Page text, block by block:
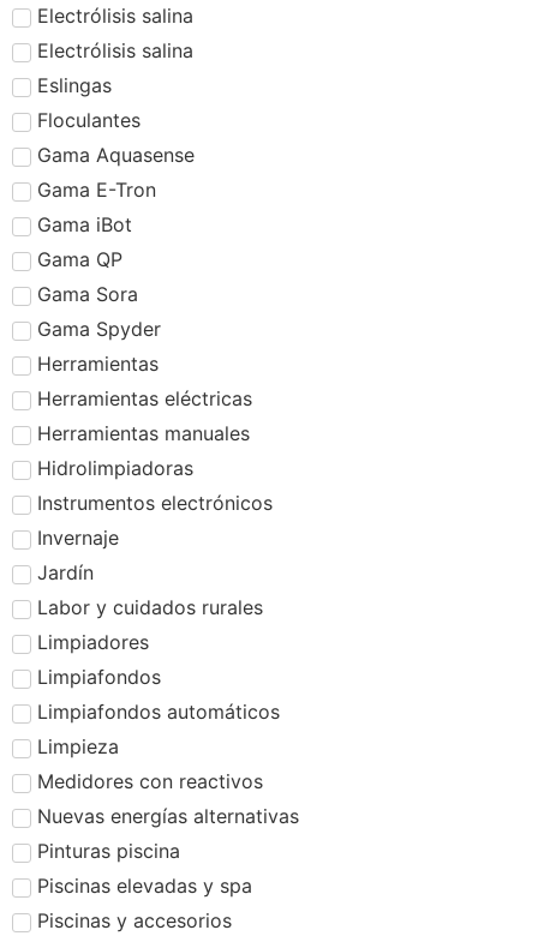
Electrólisis salina
Electrólisis salina
Eslingas
Floculantes
Gama Aquasense
Gama E-Tron
Gama iBot
Gama QP
Gama Sora
Gama Spyder
Herramientas
Herramientas eléctricas
Herramientas manuales
Hidrolimpiadoras
Instrumentos electrónicos
Invernaje
Jardín
Labor y cuidados rurales
Limpiadores
Limpiafondos
Limpiafondos automáticos
Limpieza
Medidores con reactivos
Nuevas energías alternativas
Pinturas piscina
Piscinas elevadas y spa
Piscinas y accesorios